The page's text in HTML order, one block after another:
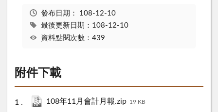
發布日期： 108-12-10
最後更新日期：108-12-10
資料點閱次數：439
附件下載
108年11月會計月報.zip 19 KB